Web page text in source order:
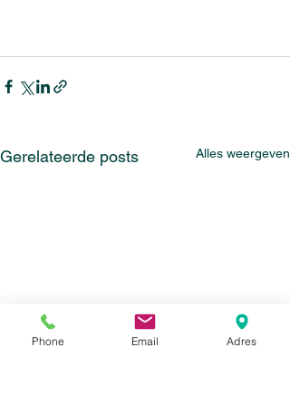
Gerelateerde posts Alles weergeven
Phone Email Adres